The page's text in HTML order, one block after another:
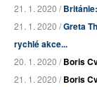
21. 1. 2020 /
21. 1. 2020 /Greta
rychlé akce...
20. 1. 2020 /Boris
21. 1. 2020 /Boris